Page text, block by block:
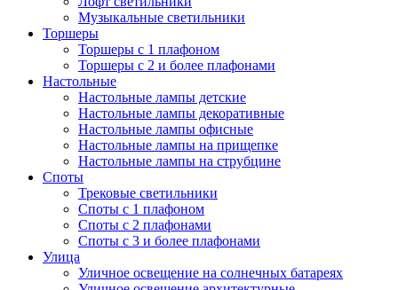
Музыкальные светильники
Торшеры
Торшеры с 1 плафоном
Торшеры с 2 и более плафонами
Настольные
Настольные лампы детские
Настольные лампы декоративные
Настольные лампы офисные
Настольные лампы на прищепке
Настольные лампы на струбцине
Споты
Трековые светильники
Споты с 1 плафоном
Споты с 2 плафонами
Споты с 3 и более плафонами
Улица
Уличное освещение на солнечных батареях